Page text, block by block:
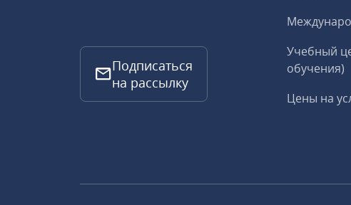
Подписаться
на рассылку
Учебный
обучения)
Цены на